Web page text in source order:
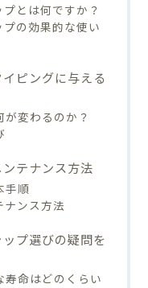
とは何ですか？
の効果的な使い
ピングに与える
変わるのか？
テナンス方法
手順
ナンス方法
プ選びの疑問を
寿命はどのくらい